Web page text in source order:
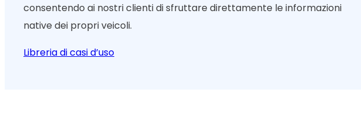
consentendo ai nostri clienti di sfruttare direttamente le informazioni
native dei propri veicoli.
Libreria di casi d’uso